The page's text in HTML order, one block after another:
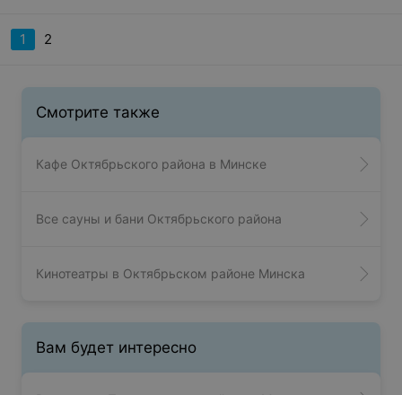
1 2
Смотрите также
Кафе Октябрьского района в Минске
Все сауны и бани Октябрьского района
Кинотеатры в Октябрьском районе Минска
Вам будет интересно